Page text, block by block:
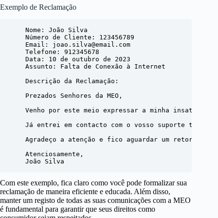
Exemplo de Reclamação
    Nome: João Silva
    Número de Cliente: 123456789
    Email: joao.silva@email.com
    Telefone: 912345678
    Data: 10 de outubro de 2023
    Assunto: Falta de Conexão à Internet
    Descrição da Reclamação:
    Prezados Senhores da MEO,
Venho por este meio expressar a minha
Já entrei em contacto com o vosso suporte
Agradeço a atenção e fico aguardar um retorno o
    Atenciosamente,
Com este exemplo, fica claro como você pode formalizar sua
reclamação de maneira eficiente e educada. Além disso,
manter um registo de todas as suas comunicações com a MEO
é fundamental para garantir que seus direitos como